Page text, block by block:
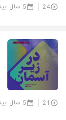
24 5 سال پیش
21 5 سال پیش